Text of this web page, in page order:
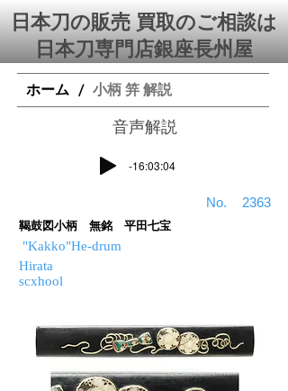
日本刀の販売 買取のご相談は
日本刀専門店銀座⻑州屋
ホーム / 小柄 笄 解説
​音声解説
-16:03:04
​No. 2363
鞨鼓図小柄 無銘 平田七宝
"Kakko"He-drum
Hirata
scxhool